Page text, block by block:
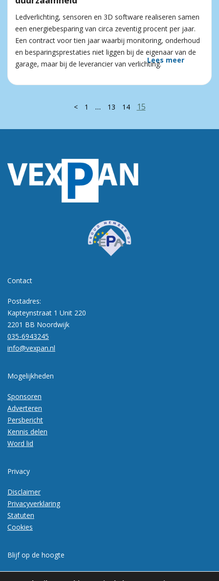
Ledverlichting, sensoren en 3D software realiseren samen
een energiebesparing van circa zeventig procent per jaar.
Een contract voor tien jaar waarbij monitoring, onderhoud
en besparingsprestaties niet liggen bij de eigenaar van de
garage, maar bij de leverancier van verlichting.Lees meer
< 1 … 13 14 15
Contact
Postadres:
Kapteynstraat 1 Unit 220
2201 BB Noordwijk
035-6943245
info@vexpan.nl
Mogelijkheden
Sponsoren
Adverteren
Persbericht
Kennis delen
Word lid
Privacy
Disclaimer
Privacyverklaring
Statuten
Cookies
Blijf op de hoogte